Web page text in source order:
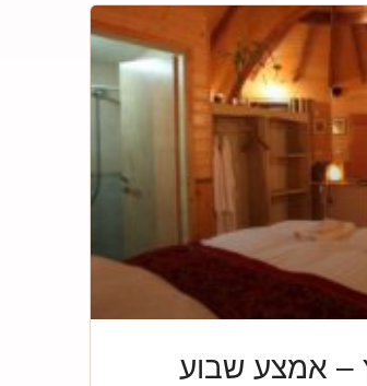
– אמצע שבוע